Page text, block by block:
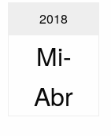
2018
Mi-
Abr